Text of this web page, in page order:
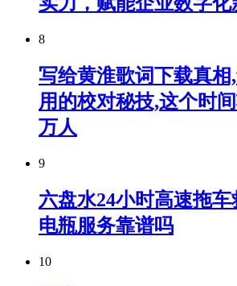
8
写给黄淮歌词下载真
用的校对秘技,这个时
万人
9
六盘水24小时高速拖
电瓶服务靠谱吗
10